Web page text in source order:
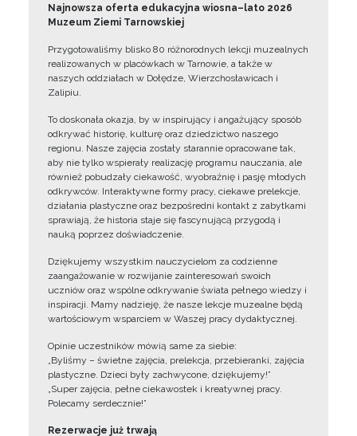
Najnowsza oferta edukacyjna wiosna–lato 2026
Muzeum Ziemi Tarnowskiej
Przygotowaliśmy blisko 80 różnorodnych lekcji muzealnych
realizowanych w placówkach w Tarnowie, a także w
naszych oddziałach w Dołędze, Wierzchosławicach i
Zalipiu.
To doskonała okazja, by w inspirujący i angażujący sposób
odkrywać historię, kulturę oraz dziedzictwo naszego
regionu. Nasze zajęcia zostały starannie opracowane tak,
aby nie tylko wspierały realizację programu nauczania, ale
również pobudzały ciekawość, wyobraźnię i pasję młodych
odkrywców. Interaktywne formy pracy, ciekawe prelekcje,
działania plastyczne oraz bezpośredni kontakt z zabytkami
sprawiają, że historia staje się fascynującą przygodą i
nauką poprzez doświadczenie.
Dziękujemy wszystkim nauczycielom za codzienne
zaangażowanie w rozwijanie zainteresowań swoich
uczniów oraz wspólne odkrywanie świata pełnego wiedzy i
inspiracji. Mamy nadzieję, że nasze lekcje muzealne będą
wartościowym wsparciem w Waszej pracy dydaktycznej.
Opinie uczestników mówią same za siebie:
„Byliśmy – świetne zajęcia, prelekcja, przebieranki, zajęcia
plastyczne. Dzieci były zachwycone, dziękujemy!”
„Super zajęcia, pełne ciekawostek i kreatywnej pracy.
Polecamy serdecznie!”
Rezerwacje już trwają